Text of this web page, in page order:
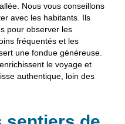
Nous vous conseillons
avec les habitants. Ils
pour observer les
fréquentés et les
une fondue généreuse.
le voyage et
authentique, loin des